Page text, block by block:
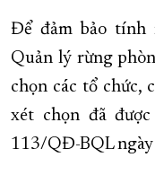
Để đảm bảo tính
Quản lý rừng
chọn các tổ chức,
xét chọn đã
113/QĐ-BQL